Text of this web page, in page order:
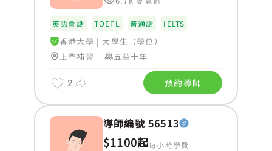
英語會話 TOEFL 普通話 IELTS
香港大學 | 大學生（學位）
上門補習
五至十年
2 預約導師
導師編號 56513
$1100起每小時學費